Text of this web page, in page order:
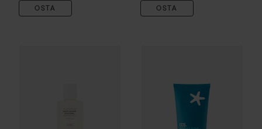
OSTA OSTA